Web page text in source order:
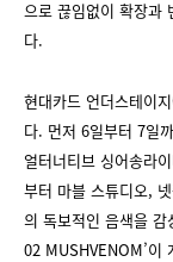
으로 끊임없이 확장과
다.
현대카드 언더스테이
다. 먼저 6일부터 7일
얼터너티브 싱어송라
부터 마블 스튜디오,
의 독보적인 음색을
02 MUSHVENOM’이